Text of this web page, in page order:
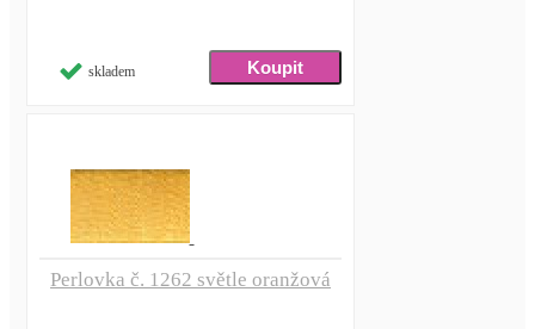
skladem
Perlovka č. 1262 světle oranžová